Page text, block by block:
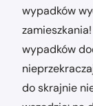
wypadków
wypadków
do skrajnie